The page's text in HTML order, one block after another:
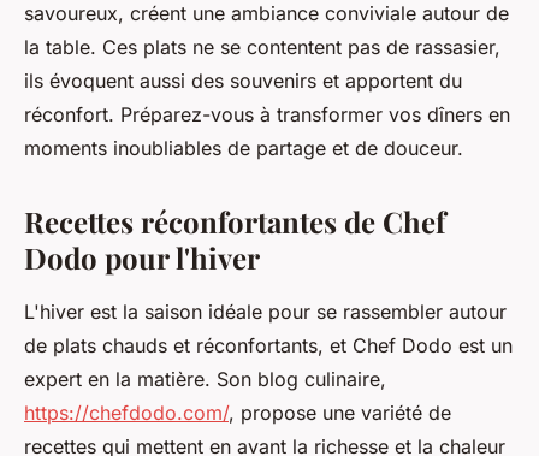
savoureux, créent une ambiance conviviale autour de
la table. Ces plats ne se contentent pas de rassasier,
ils évoquent aussi des souvenirs et apportent du
réconfort. Préparez-vous à transformer vos dîners en
moments inoubliables de partage et de douceur.
Recettes réconfortantes de Chef
Dodo pour l'hiver
L'hiver est la saison idéale pour se rassembler autour
de plats chauds et réconfortants, et Chef Dodo est un
expert en la matière. Son blog culinaire,
https://chefdodo.com/, propose une variété de
recettes qui mettent en avant la richesse et la chaleur